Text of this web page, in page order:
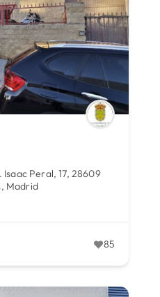
Peral, 17, 28609
Madrid
85